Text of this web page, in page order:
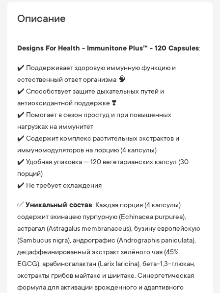
Описание
Designs For Health - Immunitone Plus™ - 120 Capsules:
✔️ Поддерживает здоровую иммунную функцию и
естественный ответ организма 🧠
✔️ Способствует защите дыхательных путей и
антиоксидантной поддержке ❣️
✔️ Помогает в сезон простуд и при повышенных
нагрузках на иммунитет
✔️ Содержит комплекс растительных экстрактов и
иммуномодуляторов на порцию (4 капсулы)
✔️ Удобная упаковка — 120 вегетарианских капсул (30
порций)
✔️ Не требует охлаждения
✅ Уникальный состав: Каждая порция (4 капсулы)
содержит эхинацею пурпурную (Echinacea purpurea),
астрагал (Astragalus membranaceus), бузину европейскую
(Sambucus nigra), андрографис (Andrographis paniculata),
децаффеинированный экстракт зелёного чая (45%
EGCG), арабиногалактан (Larix laricina), бета-1,3-глюкан,
экстракты грибов майтаке и шиитаке. Синергетическая
формула для активации врождённого и адаптивного